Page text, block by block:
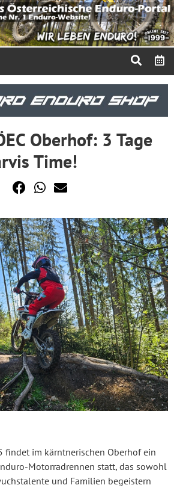
Oberhof: 3 Tage
Time!
findet im kärntnerischen Oberhof ein
Motorradrennen statt, das sowohl
und Familien begeistern